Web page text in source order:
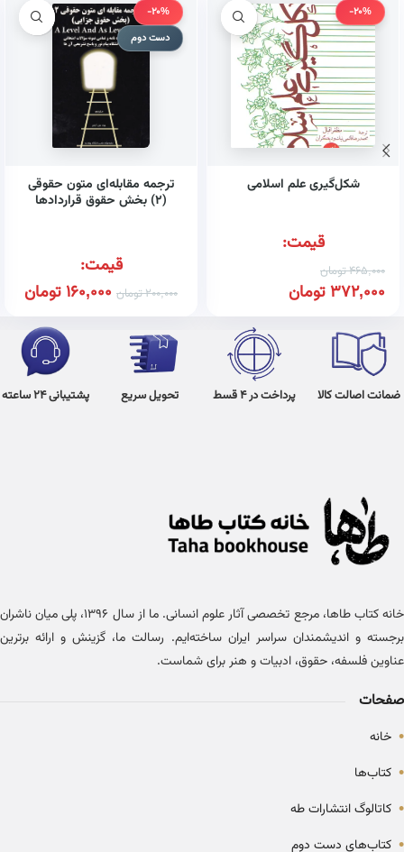
-20%
شکل‌گیری علم اسلامی
قیمت:
465,000تومان
372,000تومان
-20%
دست دوم
ترجمه مقابله‌ای متون حقوقی
(۲) بخش حقوق قراردادها
قیمت:
200,000تومان 160,000تومان
ضمانت اصالت کالا پرداخت در 4 قسط تحویل سریع پشتیبانی 24 ساعته
خانه کتاب طاها، مرجع تخصصی آثار علوم انسانی. ما از سال ۱۳۹۶، پلی میان ناشران
برجسته و اندیشمندان سراسر ایران ساخته‌ایم. رسالت ما، گزینش و ارائه برترین
عناوین فلسفه، حقوق، ادبیات و هنر برای شماست.
صفحات
• خانه
• کتاب‌ها
• کاتالوگ انتشارات طه
• کتاب‌های دست دوم